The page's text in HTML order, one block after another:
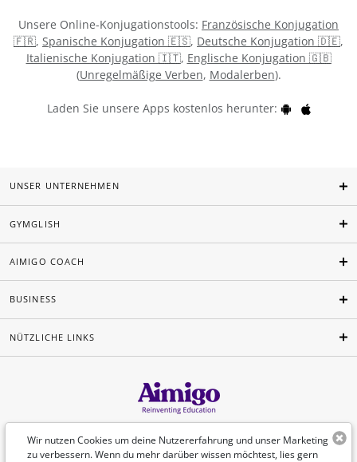
Unsere Online-Konjugationstools: Französische Konjugation
🇫🇷, Spanische Konjugation 🇪🇸, Deutsche Konjugation 🇩🇪,
Italienische Konjugation 🇮🇹, Englische Konjugation 🇬🇧
(Unregelmäßige Verben, Modalerben).
Laden Sie unsere Apps kostenlos herunter:
Wir nutzen Cookies um deine Nutzererfahrung und unser Marketing
zu verbessern. Wenn du mehr darüber wissen möchtest, lies gern
UNSER UNTERNEHMEN
GYMGLISH
AIMIGO COACH
BUSINESS
NÜTZLICHE LINKS
Deutsch